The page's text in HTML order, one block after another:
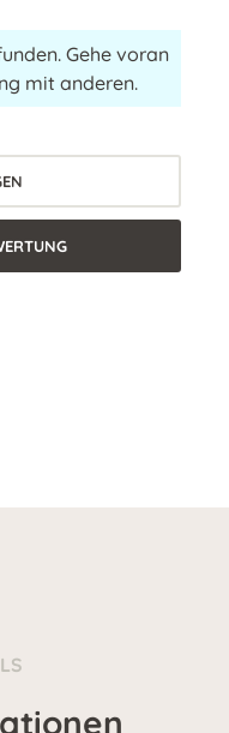
Gehe voran
mit anderen.